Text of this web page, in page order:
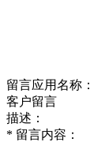
留言应用名称：
客户留言
描述：
* 留言内容：